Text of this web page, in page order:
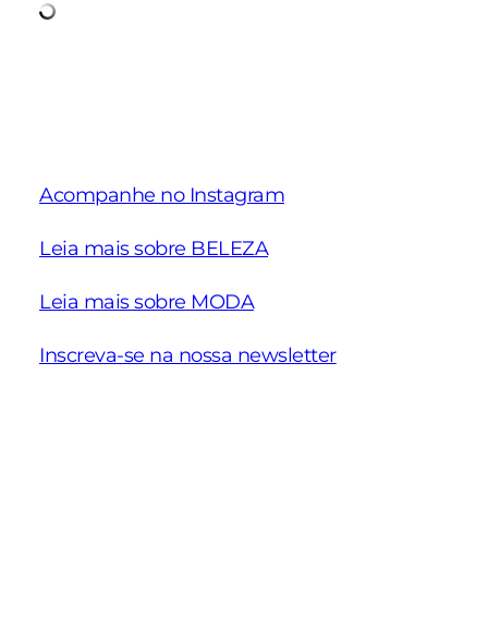
Acompanhe no Instagram
Leia mais sobre BELEZA
Leia mais sobre MODA
Inscreva-se na nossa newsletter